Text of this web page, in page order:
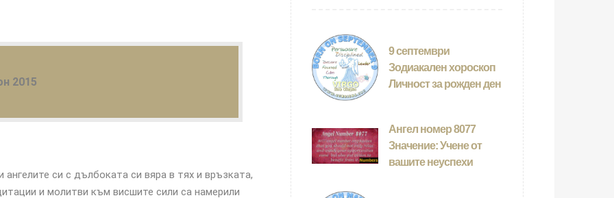
2015
ангелите си с дълбоката си вяра в тях и връзката,
и молитви към висшите сили са намерили
9 септември
Зодиакален хороскоп
Личност за рожден ден
Ангел номер 8077
Значение: Учене от
вашите неуспехи